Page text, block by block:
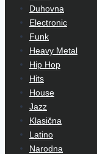
Duhovna
Electronic
Funk
Heavy Metal
Hip Hop
Hits
House
Jazz
Klasična
Latino
Narodna